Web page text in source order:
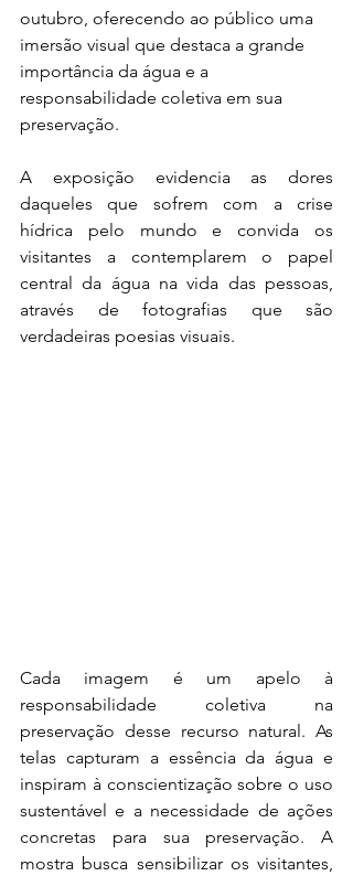
outubro, oferecendo ao público uma
imersão visual que destaca a grande
importância da água e a
responsabilidade coletiva em sua
preservação.
A exposição evidencia as dores
daqueles que sofrem com a crise
hídrica pelo mundo e convida os
visitantes a contemplarem o papel
central da água na vida das pessoas,
através de fotografias que são
verdadeiras poesias visuais.
Cada imagem é um apelo à
responsabilidade coletiva na
preservação desse recurso natural. As
telas capturam a essência da água e
inspiram à conscientização sobre o uso
sustentável e a necessidade de ações
concretas para sua preservação. A
mostra busca sensibilizar os visitantes,